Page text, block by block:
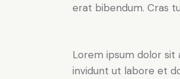
erat bibendum. Cras
Lorem ipsum dolor
invidunt ut labore et